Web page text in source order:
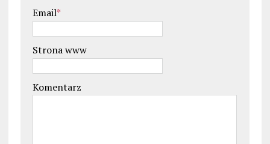
Email*
Strona www
Komentarz